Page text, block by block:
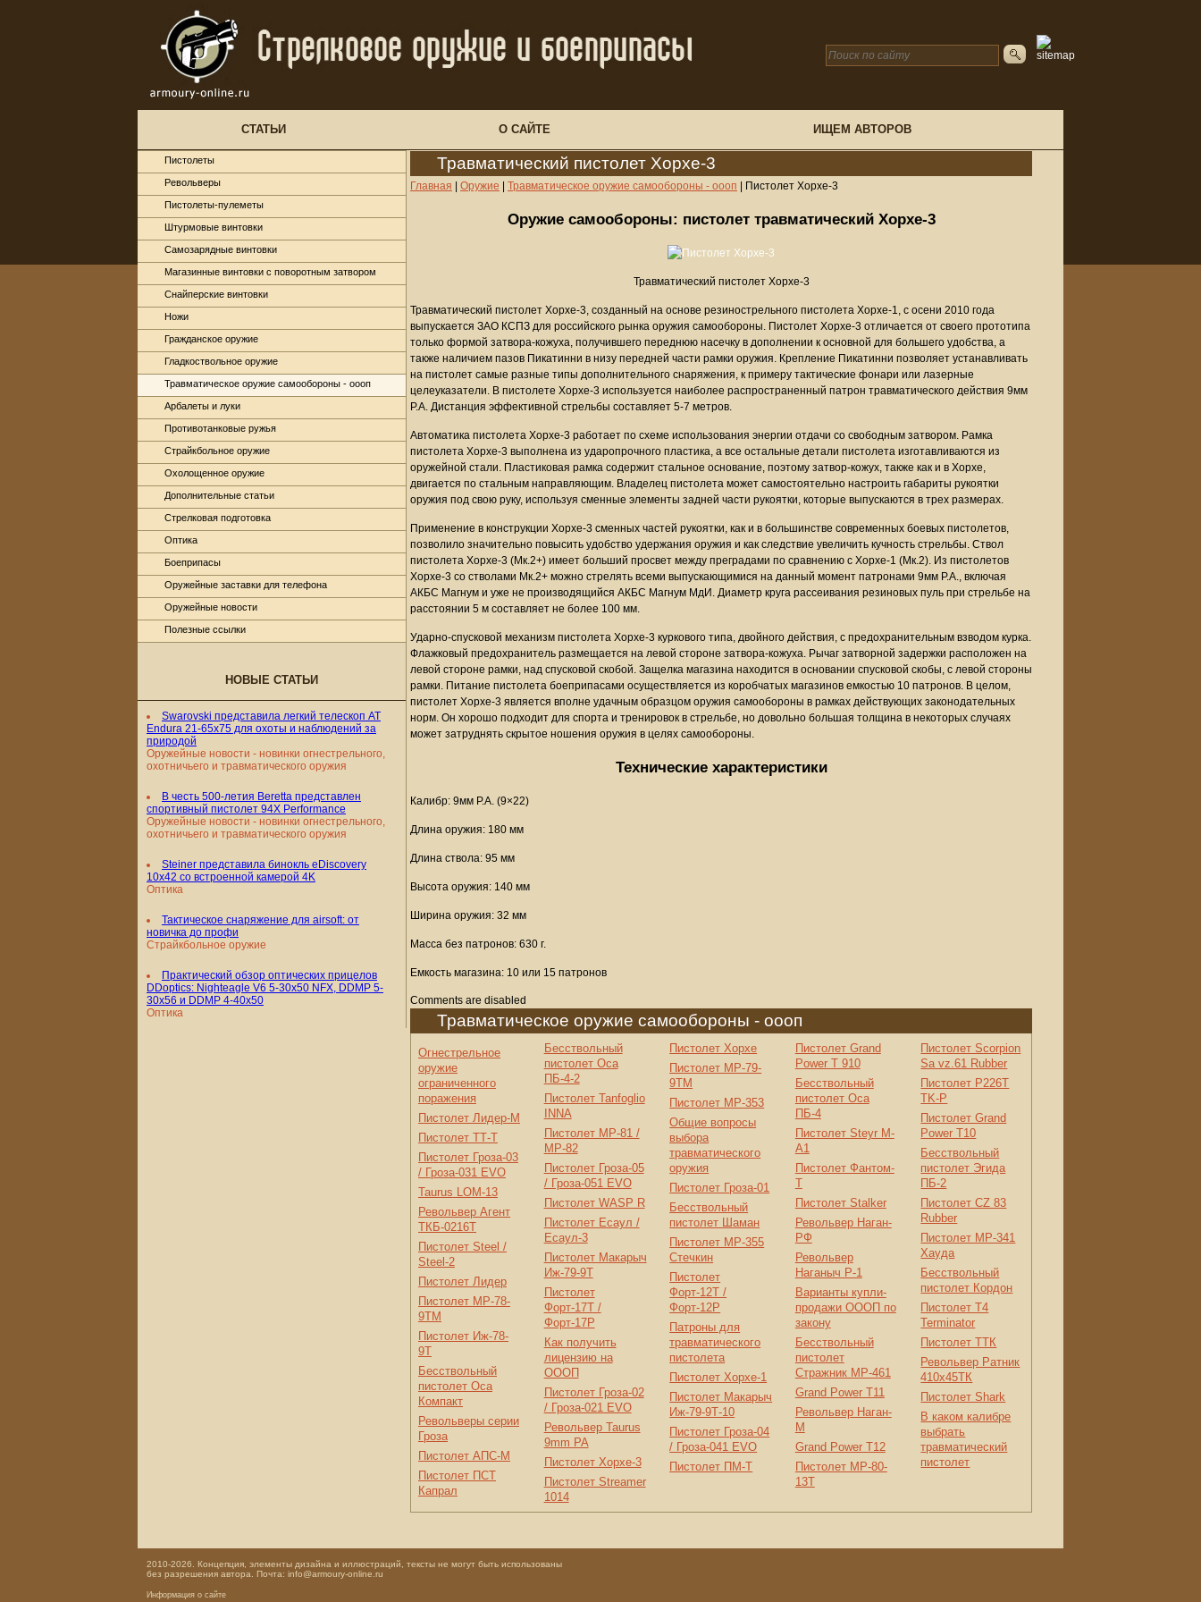
СТАТЬИ О САЙТЕ ИЩЕМ АВТОРОВ
Травматический пистолет Хорхе-3
Главная Оружие Травматическое оружие самообороны - оооп Пистолет Хорхе-3
Оружие самообороны: пистолет травматический Хорхе-3
Травматический пистолет Хорхе-3
Травматический пистолет Хорхе-3, созданный на основе резинострельного пистолета Хорхе-1, с осени 2010 года
выпускается ЗАО КСПЗ для российского рынка оружия самообороны. Пистолет Хорхе-3 отличается от своего прототипа
только формой затвора-кожуха, получившего переднюю насечку в дополнении к основной для большего удобства, а
также наличием пазов Пикатинни в низу передней части рамки оружия. Крепление Пикатинни позволяет устанавливать
на пистолет самые разные типы дополнительного снаряжения, к примеру тактические фонари или лазерные
целеуказатели. В пистолете Хорхе-3 используется наиболее распространенный патрон травматического действия 9мм
Р.А. Дистанция эффективной стрельбы составляет 5-7 метров.
Автоматика пистолета Хорхе-3 работает по схеме использования энергии отдачи со свободным затвором. Рамка
пистолета Хорхе-3 выполнена из ударопрочного пластика, а все остальные детали пистолета изготавливаются из
оружейной стали. Пластиковая рамка содержит стальное основание, поэтому затвор-кожух, также как и в Хорхе,
двигается по стальным направляющим. Владелец пистолета может самостоятельно настроить габариты рукоятки
оружия под свою руку, используя сменные элементы задней части рукоятки, которые выпускаются в трех размерах.
Применение в конструкции Хорхе-3 сменных частей рукоятки, как и в большинстве современных боевых пистолетов,
позволило значительно повысить удобство удержания оружия и как следствие увеличить кучность стрельбы. Ствол
пистолета Хорхе-3 (Мк.2+) имеет больший просвет между преградами по сравнению с Хорхе-1 (Мк.2). Из пистолетов
Хорхе-3 со стволами Мк.2+ можно стрелять всеми выпускающимися на данный момент патронами 9мм Р.А., включая
АКБС Магнум и уже не производящийся АКБС Магнум МдИ. Диаметр круга рассеивания резиновых пуль при стрельбе на
расстоянии 5 м составляет не более 100 мм.
Ударно-спусковой механизм пистолета Хорхе-3 куркового типа, двойного действия, с предохранительным взводом курка.
Флажковый предохранитель размещается на левой стороне затвора-кожуха. Рычаг затворной задержки расположен на
левой стороне рамки, над спусковой скобой. Защелка магазина находится в основании спусковой скобы, с левой стороны
рамки. Питание пистолета боеприпасами осуществляется из коробчатых магазинов емкостью 10 патронов. В целом,
пистолет Хорхе-3 является вполне удачным образцом оружия самообороны в рамках действующих законодательных
норм. Он хорошо подходит для спорта и тренировок в стрельбе, но довольно большая толщина в некоторых случаях
может затруднять скрытое ношения оружия в целях самообороны.
Технические характеристики
Калибр: 9мм Р.А. (9×22)
Длина оружия: 180 мм
Длина ствола: 95 мм
Высота оружия: 140 мм
Ширина оружия: 32 мм
Масса без патронов: 630 г.
Емкость магазина: 10 или 15 патронов
Comments are disabled
Травматическое оружие самообороны - оооп
Огнестрельное
оружие
ограниченного
поражения
Пистолет Лидер-М
Пистолет ТТ-Т
Пистолет Гроза-03
/ Гроза-031 EVO
Taurus LOM-13
Револьвер Агент
ТКБ-0216Т
Пистолет Steel /
Steel-2
Пистолет Лидер
Пистолет МР-78-
9ТМ
Пистолет Иж-78-
9Т
Бесствольный
пистолет Оса
Компакт
Револьверы серии
Гроза
Пистолет АПС-М
Пистолет ПСТ
Капрал
Бесствольный
пистолет Оса
ПБ-4-2
Пистолет Tanfoglio
INNA
Пистолет МР-81 /
МР-82
Пистолет Гроза-05
/ Гроза-051 EVO
Пистолет WASP R
Пистолет Есаул /
Есаул-3
Пистолет Макарыч
Иж-79-9Т
Пистолет
Форт-17T /
Форт-17P
Как получить
лицензию на
ОООП
Пистолет Гроза-02
/ Гроза-021 EVO
Револьвер Taurus
9mm PA
Пистолет Хорхе-3
Пистолет Streamer
1014
Пистолет Хорхе
Пистолет МР-79-
9ТМ
Пистолет МР-353
Общие вопросы
выбора
травматического
оружия
Пистолет Гроза-01
Бесствольный
пистолет Шаман
Пистолет МР-355
Стечкин
Пистолет
Форт-12T /
Форт-12P
Патроны для
травматического
пистолета
Пистолет Хорхе-1
Пистолет Макарыч
Иж-79-9Т-10
Пистолет Гроза-04
/ Гроза-041 EVO
Пистолет ПМ-Т
Пистолет Grand
Power T 910
Бесствольный
пистолет Оса
ПБ-4
Пистолет Steyr M-
A1
Пистолет Фантом-
Т
Пистолет Stalker
Револьвер Наган-
РФ
Револьвер
Наганыч Р-1
Варианты купли-
продажи ОООП по
закону
Бесствольный
пистолет
Стражник МР-461
Grand Power T11
Револьвер Наган-
М
Grand Power T12
Пистолет МР-80-
13Т
Пистолет Scorpion
Sa vz.61 Rubber
Пистолет P226T
TK-P
Пистолет Grand
Power T10
Бесствольный
пистолет Эгида
ПБ-2
Пистолет CZ 83
Rubber
Пистолет МР-341
Хауда
Бесствольный
пистолет Кордон
Пистолет Т4
Terminator
Пистолет ТТК
Револьвер Ратник
410x45ТК
Пистолет Shark
В каком калибре
выбрать
травматический
пистолет
Пистолеты
Револьверы
Пистолеты-пулеметы
Штурмовые винтовки
Самозарядные винтовки
Магазинные винтовки с поворотным затвором
Снайперские винтовки
Ножи
Гражданское оружие
Гладкоствольное оружие
Травматическое оружие самообороны - оооп
Арбалеты и луки
Противотанковые ружья
Страйкбольное оружие
Охолощенное оружие
Дополнительные статьи
Стрелковая подготовка
Оптика
Боеприпасы
Оружейные заставки для телефона
Оружейные новости
Полезные ссылки
НОВЫЕ СТАТЬИ
Swarovski представила легкий телескоп AT
Endura 21-65x75 для охоты и наблюдений за
природой
Оружейные новости - новинки огнестрельного,
охотничьего и травматического оружия
В честь 500-летия Beretta представлен
спортивный пистолет 94X Performance
Оружейные новости - новинки огнестрельного,
охотничьего и травматического оружия
Steiner представила бинокль eDiscovery
10x42 со встроенной камерой 4K
Оптика
Тактическое снаряжение для airsoft: от
новичка до профи
Страйкбольное оружие
Практический обзор оптических прицелов
DDoptics: Nighteagle V6 5-30x50 NFX, DDMP 5-
30x56 и DDMP 4-40x50
Оптика
2010-2026. Концепция, элементы дизайна и иллюстраций, тексты не могут быть использованы
без разрешения автора. Почта: info@armoury-online.ru
Информация о сайте